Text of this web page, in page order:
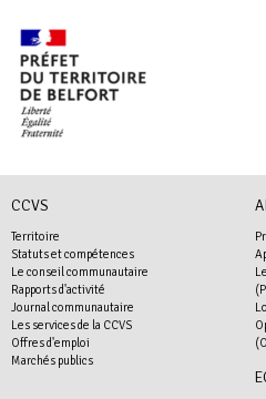
CCVS
Territoire
Statuts et compétences
Le conseil communautaire
Rapports d'activité
Journal communautaire
Les services de la CCVS
Offres d'emploi
Marchés publics